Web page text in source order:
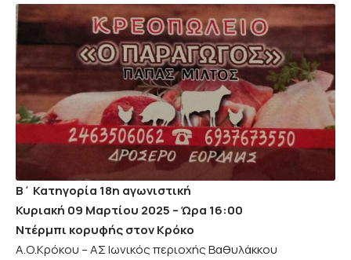
Β΄ Κατηγορία 18η αγωνιστική
Κυριακή 09 Μαρτίου 2025 – Ώρα 16:00
Ντέρμπι κορυφής στον Κρόκο
Α.Ο.Κρόκου – ΑΣ Ιωνικός περιοχής Βαθυλάκκου